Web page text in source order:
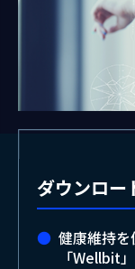
ダウンロー
健康維持
「Wellbit」